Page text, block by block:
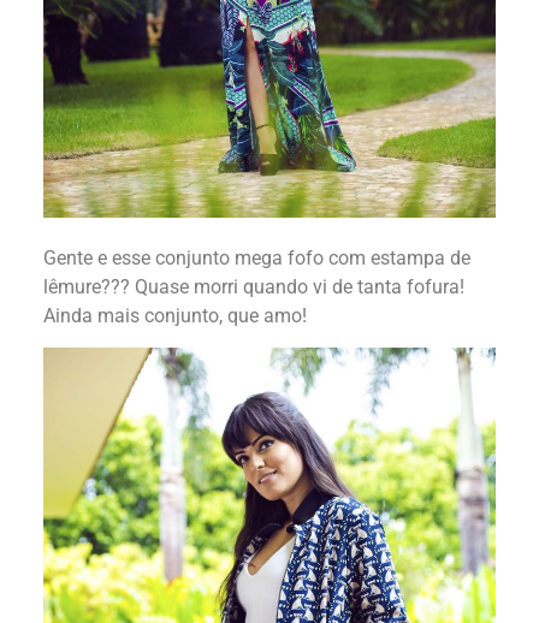
Gente e esse conjunto mega fofo com estampa de
lêmure??? Quase morri quando vi de tanta fofura!
Ainda mais conjunto, que amo!